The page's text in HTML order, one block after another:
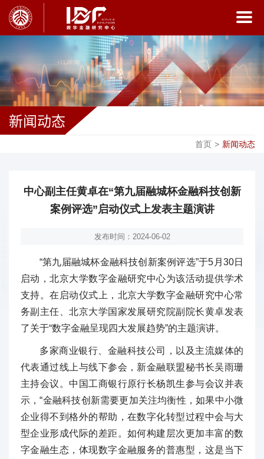
新闻动态
首页 > 新闻动态
中心副主任黄卓在“第九届融城杯金融科技创新
案例评选”启动仪式上发表主题演讲
发布时间：2024-06-02
“第九届融城杯金融科技创新案例评选”于5月30日
启动，北京大学数字金融研究中心为该活动提供学术
支持。在启动仪式上，北京大学数字金融研究中心常
务副主任、北京大学国家发展研究院副院长黄卓发表
了关于“数字金融呈现四大发展趋势”的主题演讲。
多家商业银行、金融科技公司，以及主流媒体的
代表通过线上与线下参会，新金融联盟秘书长吴雨珊
主持会议。中国工商银行原行长杨凯生参与会议并表
示，“金融科技创新需要更加关注均衡性，如果中小微
企业得不到格外的帮助，在数字化转型过程中会与大
型企业形成代际的差距。如何构建层次更加丰富的数
字金融生态，体现数字金融服务的普惠型，这是当下